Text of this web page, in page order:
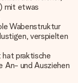
mit etwas
Wabenstruktur
verspielten
hat praktische
An- und Ausziehen